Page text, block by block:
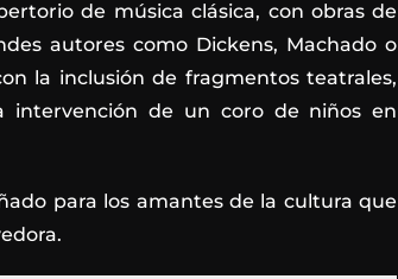
de música clásica, con obras de
autores como Dickens, Machado o
la inclusión de fragmentos teatrales,
intervención de un coro de niños en
para los amantes de la cultura que